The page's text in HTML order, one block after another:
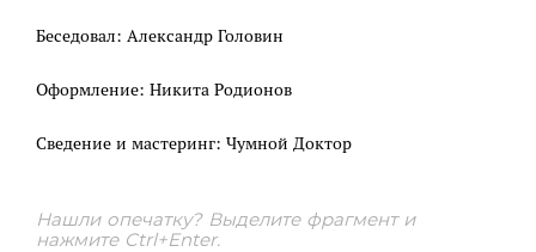
Беседовал: Александр Головин
Оформление: Никита Родионов
Сведение и мастеринг: Чумной Доктор
Нашли опечатку? Выделите фрагмент и
нажмите Ctrl+Enter.